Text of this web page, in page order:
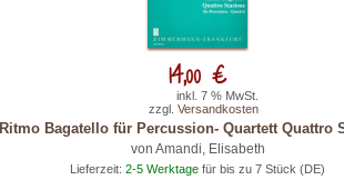
Ritmo Bagatello für Percussion- Quartett Quattro
von Amandi, Elisabeth
Lieferzeit: 2-5 Werktage für bis zu 7 Stück (DE)
14,00 €
inkl. 7 % MwSt.
zzgl. Versandkosten